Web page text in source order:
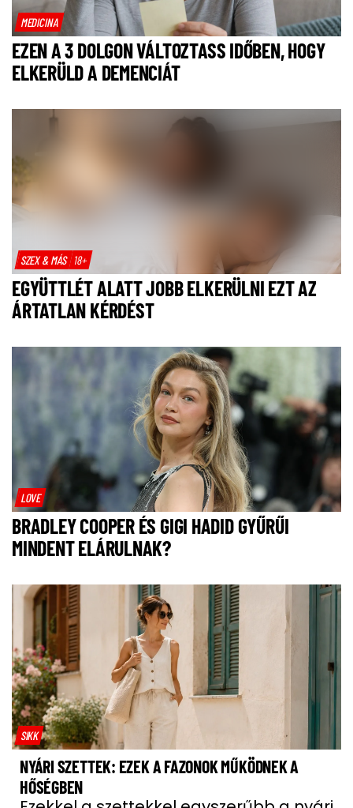
MEDICINA
EZEN A 3 DOLGON VÁLTOZTASS IDŐBEN, HOGY
ELKERÜLD A DEMENCIÁT
SZEX & MÁS 18+
EGYÜTTLÉT ALATT JOBB ELKERÜLNI EZT AZ
ÁRTATLAN KÉRDÉST
LOVE
BRADLEY COOPER ÉS GIGI HADID GYŰRŰI
MINDENT ELÁRULNAK?
SIKK
NYÁRI SZETTEK: EZEK A FAZONOK MŰKÖDNEK A
HŐSÉGBEN